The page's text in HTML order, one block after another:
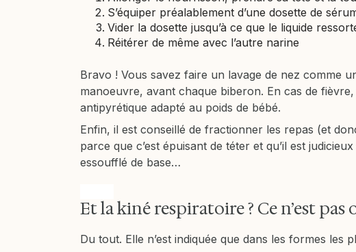
S’équiper préalablement d’une dosette de
Vider la dosette jusqu’à ce que le liquide
Réitérer de même avec l’autre narine
Bravo ! Vous savez faire un lavage de nez comme
manoeuvre, avant chaque biberon. En cas de
antipyrétique adapté au poids de bébé.
Enfin, il est conseillé de fractionner les repas (et
parce que c’est épuisant de téter et qu’il est
essoufflé de base…
Et la kiné respiratoire ? Ce n’est pas
Du tout. Elle n’est indiquée que dans les formes les